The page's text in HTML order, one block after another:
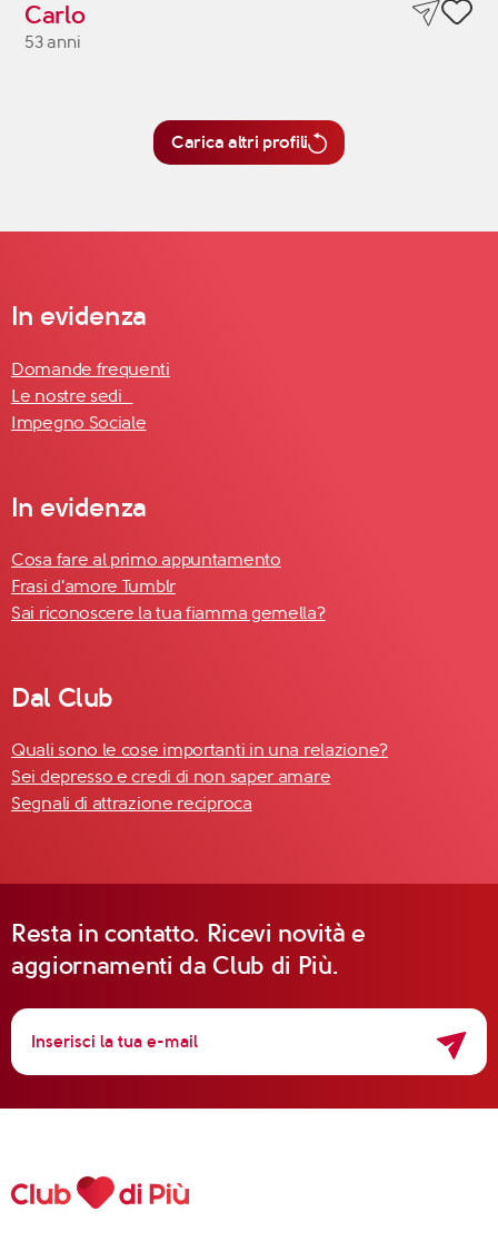
Carlo
53 anni
Carica altri profili
In evidenza
Domande frequenti
Le nostre sedi
Impegno Sociale
In evidenza
Cosa fare al primo appuntamento
Frasi d'amore Tumblr
Sai riconoscere la tua fiamma gemella?
Dal Club
Quali sono le cose importanti in una relazione?
Sei depresso e credi di non saper amare
Segnali di attrazione reciproca
Resta in contatto. Ricevi novità e
aggiornamenti da Club di Più.